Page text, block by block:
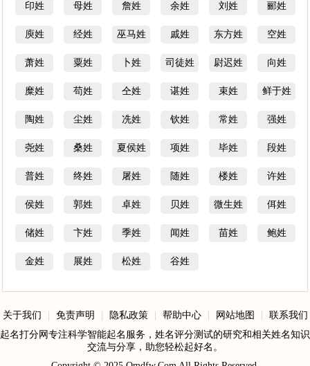
印姓 母姓 詹姓 余姓 刘姓 郦姓
庾姓 经姓 巫马姓 戚姓 东方姓 空姓
萧姓 粟姓 卜姓 司徒姓 尉迟姓 向姓
糜姓 苟姓 仝姓 谌姓 束姓 鲜于姓
陶姓 尘姓 冼姓 钦姓 常姓 强姓
尧姓 桑姓 夏侯姓 项姓 毕姓 段姓
普姓 终姓 屠姓 随姓 楼姓 许姓
侯姓 郭姓 卓姓 贝姓 微生姓 佴姓
储姓 卞姓 季姓 闻姓 苗姓 鲍姓
金姓 展姓 松姓 谷姓
关于我们 免责声明 隐私政策 帮助中心 网站地图
联系我们
起名打分网专注科学智能起名服务，姓名评分测试的研究和相关姓名知识
交流与分享，助您轻松起好名。